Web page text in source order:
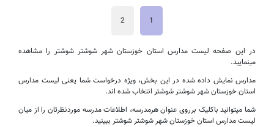
1
2
در این صفحه لیست مدارس استان خوزستان شهر شوشتر شوشتر را مشاهده
مینمایید.
مدارس نمایش داده شده در این بخش، ویژه درخواست شما یعنی لیست مدارس
استان خوزستان شهر شوشتر شوشتر انتخاب شده اند.
شما میتوانید باکلیک برروی عنوان هرمدرسه، اطلاعات مدرسه موردنظرتان را از میان
لیست مدارس استان خوزستان شهر شوشتر شوشتر ببینید.